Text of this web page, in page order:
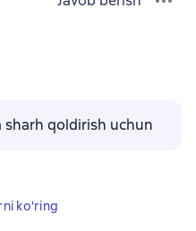
sharh qoldirish uchun
ko'ring